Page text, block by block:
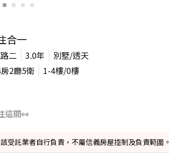
合一
二 3.0年
別墅/透天
2廳5衛 1-4樓/0樓
這間👀
託業者自行負責，不屬信義房屋控制及負責範圍。